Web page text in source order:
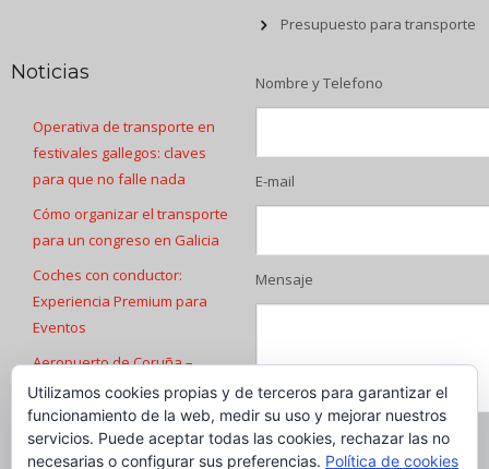
Presupuesto para transporte
Noticias
Operativa de transporte en
festivales gallegos: claves
para que no falle nada
Cómo organizar el transporte
para un congreso en Galicia
Coches con conductor:
Experiencia Premium para
Eventos
Aeropuerto de Coruña –
Transfers
Transfers Aeropuerto de
Santiago de Compostela
Nombre y Telefono
E-mail
Mensaje
Utilizamos cookies propias y de terceros para garantizar el
funcionamiento de la web, medir su uso y mejorar nuestros
servicios. Puede aceptar todas las cookies, rechazar las no
necesarias o configurar sus preferencias. Política de cookies